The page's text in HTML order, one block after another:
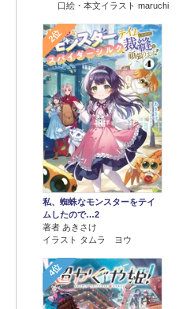
口絵・本文イラスト maruchi
2位
私、蜘蛛なモンスターをテイ
ムしたので…2
著者 あきさけ
イラスト タムラ ヨウ
4位